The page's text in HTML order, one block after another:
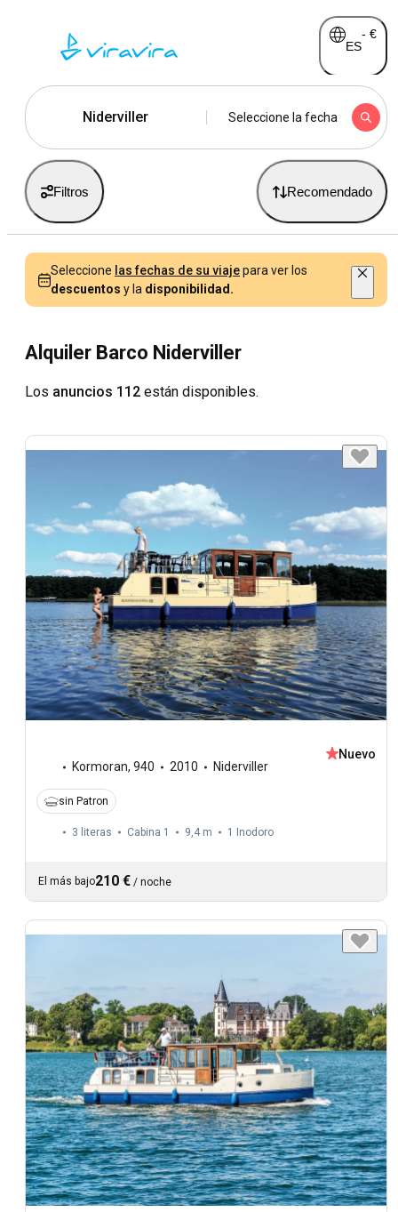
ES
- €
Niderviller Seleccione la fecha
Filtros Recomendado
Seleccione las fechas de su viajepara ver los
descuentos y la disponibilidad.
Alquiler Barco Niderviller
Los anuncios 112 están disponibles.
Kormoran, 940 2010 Niderviller
Nuevo
sin Patron
3 literas Cabina 1 9,4 m 1 Inodoro
El más bajo210 € / noche